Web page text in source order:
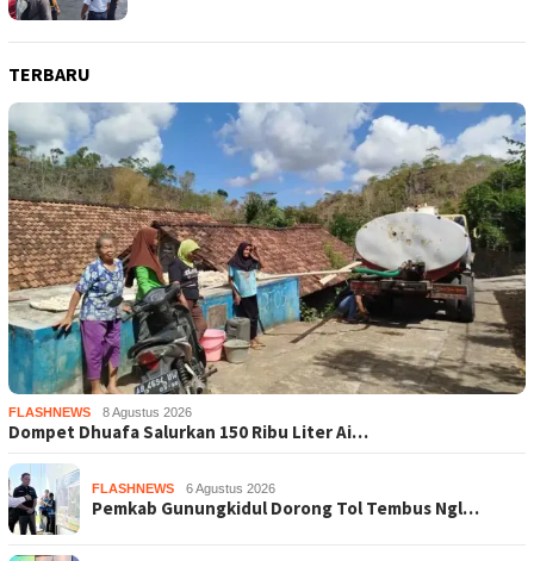
TERBARU
FLASHNEWS 8 Agustus 2026
Dompet Dhuafa Salurkan 150 Ribu Liter Ai…
FLASHNEWS 6 Agustus 2026
Pemkab Gunungkidul Dorong Tol Tembus Ngl…